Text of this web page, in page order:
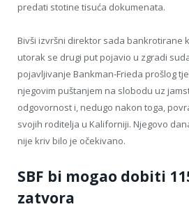
predati stotine tisuća dokumenata.
Bivši izvršni direktor sada bankrotirane
utorak se drugi put pojavio u zgradi
pojavljivanje Bankman-Frieda prošlog
njegovim puštanjem na slobodu uz
odgovornost i, nedugo nakon toga,
svojih roditelja u Kaliforniji. Njegovo
nije kriv bilo je očekivano.
SBF bi mogao dobiti
zatvora